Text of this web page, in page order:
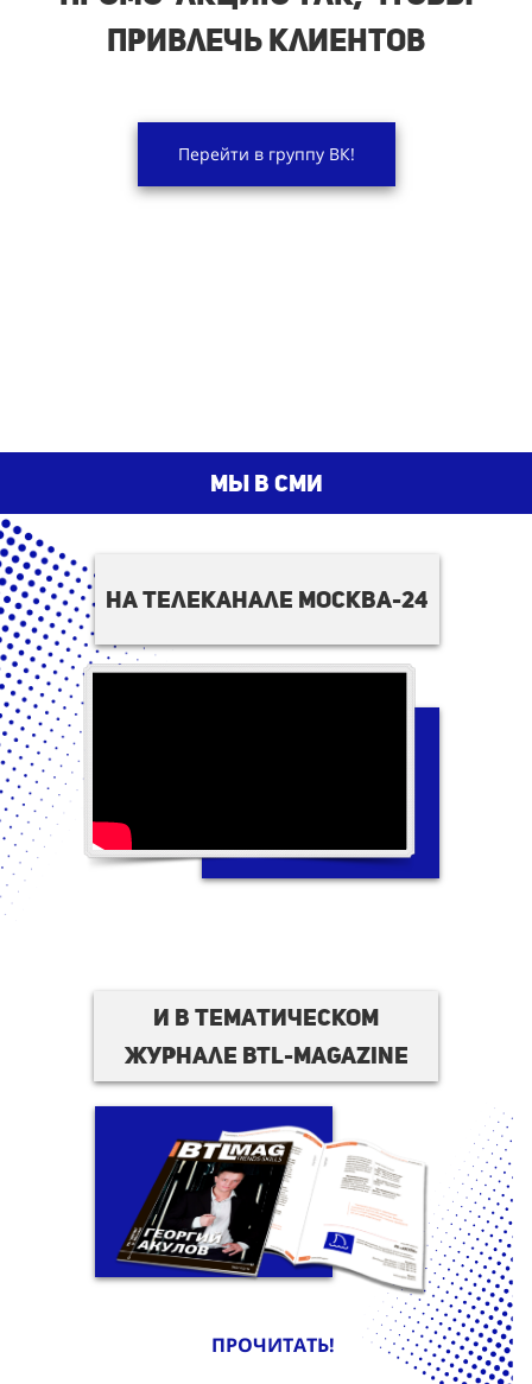
привлечь клиентов
Перейти в группу ВК!
мы в сми
ПРОЧИТАТЬ!
на телеканале москва-24
И в тематическом
журнале BTL-magazine